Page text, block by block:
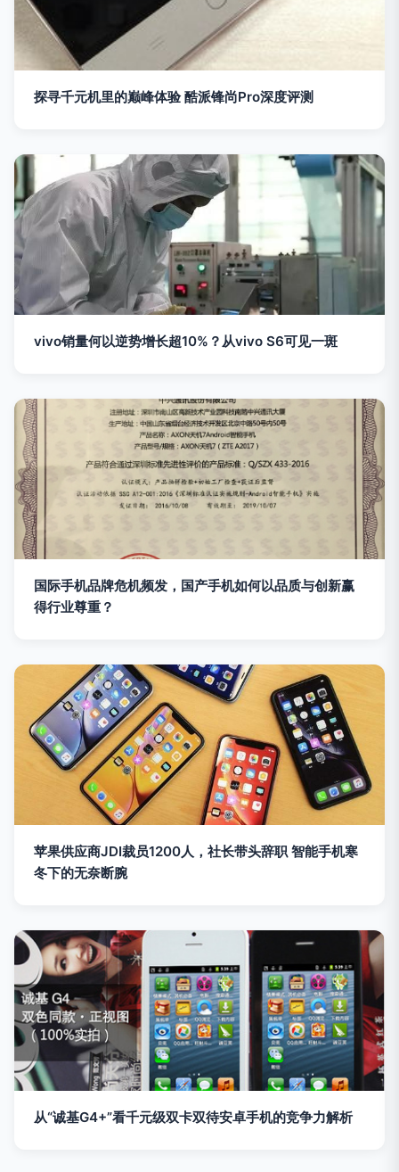
探寻千元机里的巅峰体验 酷派锋尚Pro深度评测
vivo销量何以逆势增长超10%？从vivo S6可见一斑
国际手机品牌危机频发，国产手机如何以品质与创新赢
得行业尊重？
苹果供应商JDI裁员1200人，社长带头辞职 智能手机寒
冬下的无奈断腕
从“诚基G4+”看千元级双卡双待安卓手机的竞争力解析